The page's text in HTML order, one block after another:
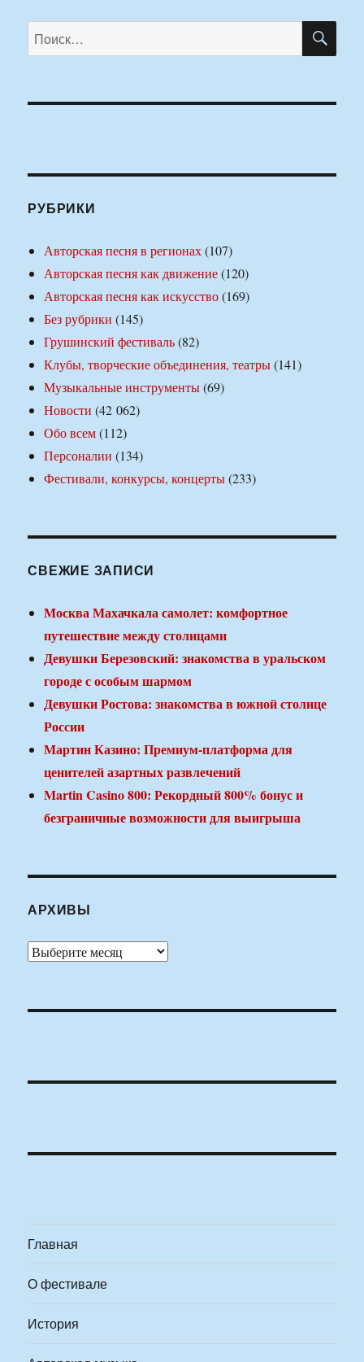
Искать:
РУБРИКИ
Авторская песня в регионах(107)
Авторская песня как движение(120)
Авторская песня как искусство(169)
Без рубрики (145)
Грушинский фестиваль(82)
Клубы, творческие объединения, театры(141)
Музыкальные инструменты(69)
Новости (42 062)
Обо всем(112)
Персоналии (134)
Фестивали, конкурсы, концерты(233)
СВЕЖИЕ ЗАПИСИ
Москва Махачкала самолет: комфортное
путешествие между столицами
Девушки Березовский: знакомства в уральском
городе с особым шармом
Девушки Ростова: знакомства в южной столице
России
Мартин Казино: Премиум-платформа для
ценителей азартных развлечений
Martin Casino 800: Рекордный 800% бонус и
безграничные возможности для выигрыша
АРХИВЫ
Архивы
Главная
О фестивале
История